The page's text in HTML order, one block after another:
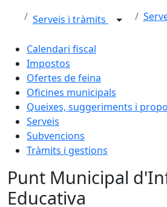
Serveis i tràmits
Calendari fiscal
Impostos
Ofertes de feina
Oficines municipals
Queixes, suggeriments i
Serveis
Subvencions
Tràmits i gestions
Punt Municipal
Educativa